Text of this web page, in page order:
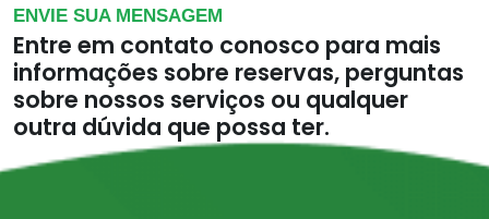
ENVIE SUA MENSAGEM
Entre em contato conosco para mais
informações sobre reservas, perguntas
sobre nossos serviços ou qualquer
outra dúvida que possa ter.